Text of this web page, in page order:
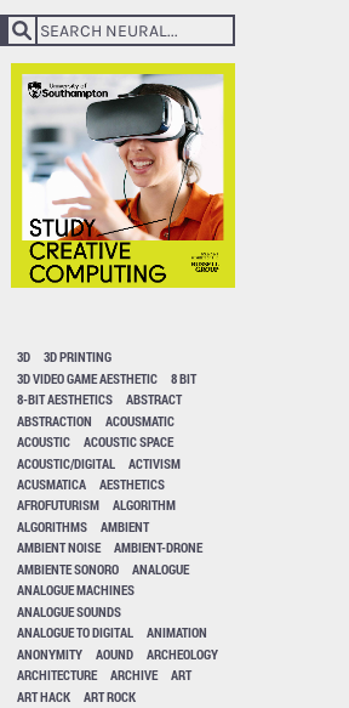
3D
3D PRINTING
3D VIDEO GAME AESTHETIC
8 BIT
8-BIT AESTHETICS
ABSTRACT
ABSTRACTION
ACOUSMATIC
ACOUSTIC
ACOUSTIC SPACE
ACOUSTIC/DIGITAL
ACTIVISM
ACUSMATICA
AESTHETICS
AFROFUTURISM
ALGORITHM
ALGORITHMS
AMBIENT
AMBIENT NOISE
AMBIENT-DRONE
AMBIENTE SONORO
ANALOGUE
ANALOGUE MACHINES
ANALOGUE SOUNDS
ANALOGUE TO DIGITAL
ANIMATION
ANONYMITY
AOUND
ARCHEOLOGY
ARCHITECTURE
ARCHIVE
ART
ART HACK
ART ROCK